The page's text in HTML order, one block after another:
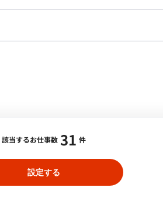
等を用いたUI/UXのコン
ックエンド開発業務案
最低稼働日数：週5日
な結合テストをまでを担当
・新規プロダクトの開発とな
該当するお仕事数 31 件
設定する